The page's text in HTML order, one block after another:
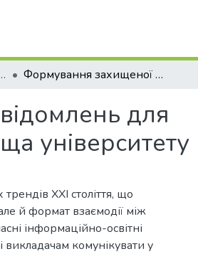
і технології Формування захищеної системи обліку повідомлень для інформаційно-освітньої системи середовища університету
для
університету
XXI століття, що
й формат взаємодії між
інформаційно-освітні
комунікувати у